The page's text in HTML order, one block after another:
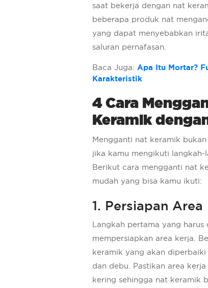
saat bekerja dengan nat
beberapa produk nat
yang dapat menyebabkan
saluran pernafasan.
Baca Juga:Apa Itu Mortar?
Karakteristik
4 Cara
Keramik
Mengganti nat keramik
jika kamu mengikuti
Berikut cara mengganti nat
mudah yang bisa kamu ikuti:
1. Persiapan Area
Langkah pertama yang harus
mempersiapkan area kerja.
keramik yang akan
dan debu. Pastikan area
kering sehingga nat keramik